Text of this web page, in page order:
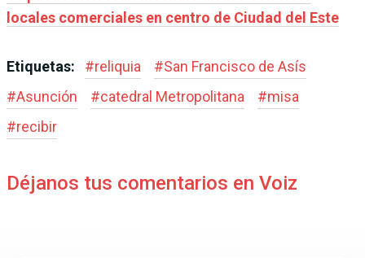
locales comerciales en centro de Ciudad del Este
Etiquetas: #reliquia #San Francisco de Asís
#Asunción #catedral Metropolitana #misa
#recibir
Déjanos tus comentarios en Voiz